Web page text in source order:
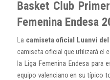
Basket Club
Femenina Endesa
La camiseta oficial Luanvi
camiseta oficial que utilizará el
la Liga Femenina Endesa para
equipo valenciano en su típico